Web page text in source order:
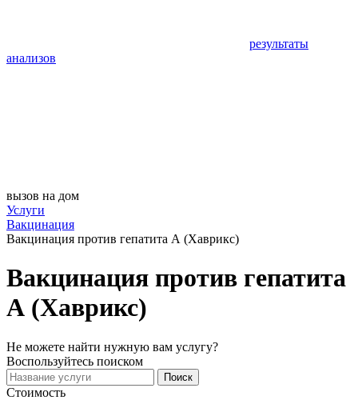
результаты
анализов
вызов на дом
Услуги
Вакцинация
Вакцинация против гепатита А (Хаврикс)
Вакцинация против гепатита
А (Хаврикс)
Не можете найти нужную вам услугу?
Воспользуйтесь поиском
Поиск
Стоимость